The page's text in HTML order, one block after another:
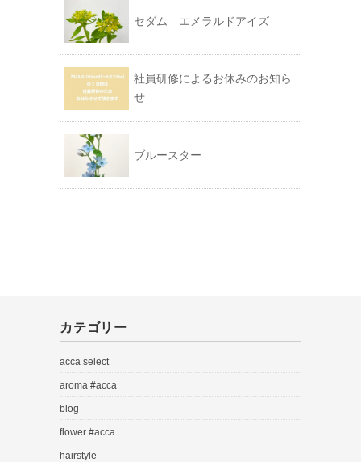
セダム エメラルドアイズ
社員研修によるお休みのお知ら
せ
ブルースター
カテゴリー
acca select
aroma #acca
blog
flower #acca
hairstyle